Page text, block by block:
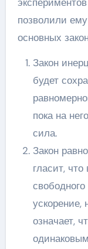
позволили
основных
Закон
будет
пока на
сила.
Закон
гласит,
ускорение,
означает,